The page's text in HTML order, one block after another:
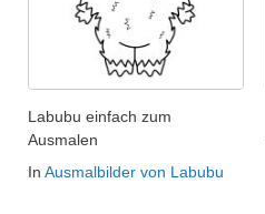
Labubu einfach zum
Ausmalen
In Ausmalbilder von Labubu